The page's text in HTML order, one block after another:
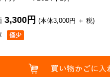
3,300円 (本体3,000円 ＋ 税)